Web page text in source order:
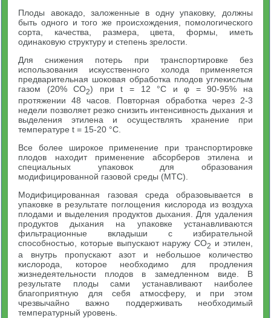
Плоды авокадо, заложенные в одну упаковку, должны
быть одного и того же происхождения, помологического
сорта, качества, размера, цвета, формы, иметь
одинаковую структуру и степень зрелости.
Для снижения потерь при транспортировке без
использования искусственного холода применяется
предварительная шоковая обработка плодов углекислым
газом (20% CO2) при t = 12 °С и φ = 90-95% на
протяжении 48 часов. Повторная обработка через 2-3
недели позволяет резко снизить интенсивность дыхания и
выделения этилена и осуществлять хранение при
температуре t = 15-20 °С.
Все более широкое применение при транспортировке
плодов находит применение абсорберов этилена и
специальных упаковок для образования
модифицированной газовой среды (МТС).
Модифицированная газовая среда образовывается в
упаковке в результате поглощения кислорода из воздуха
плодами и выделения продуктов дыхания. Для удаления
продуктов дыхания на упаковке устанавливаются
фильтрационные вкладыши с избирательной
способностью, которые выпускают наружу CO2
и этилен,
а внутрь пропускают азот и небольшое количество
кислорода, которое необходимо для продления
жизнедеятельности плодов в замедленном виде. В
результате плоды сами устанавливают наиболее
благоприятную для себя атмосферу, и при этом
чрезвычайно важно поддерживать необходимый
температурный уровень.